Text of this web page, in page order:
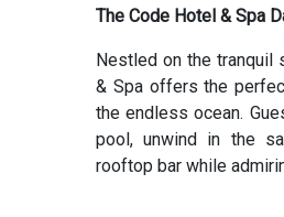
The Code Hotel & Spa
Nestled on the tranquil
& Spa offers the
the endless ocean.
pool, unwind in the
rooftop bar while